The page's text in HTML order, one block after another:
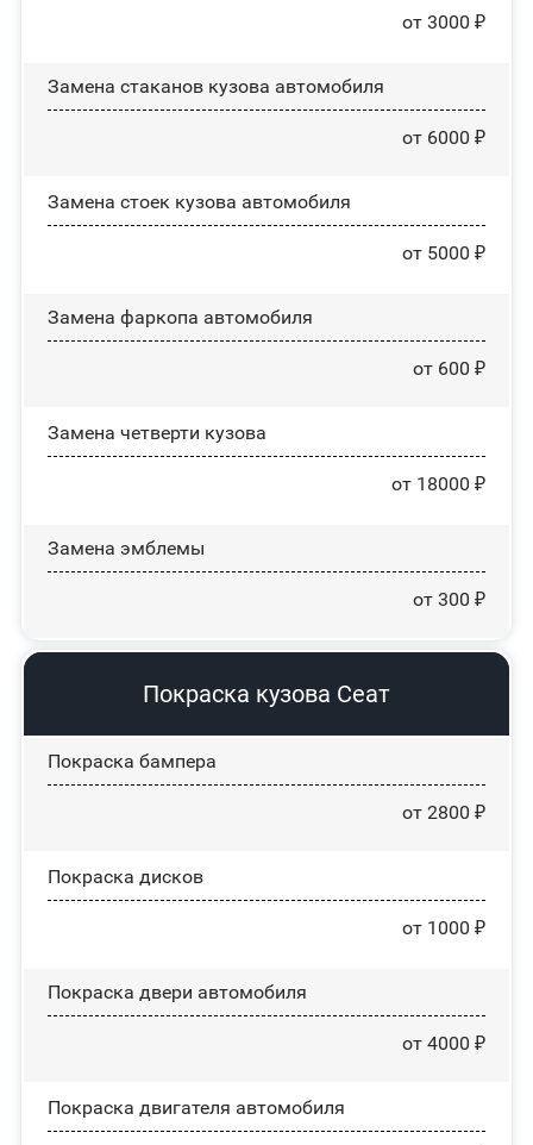
от 3000 ₽
Замена стаканов кузова автомобиля
от 6000 ₽
Замена стоек кузова автомобиля
от 5000 ₽
Замена фаркопа автомобиля
от 600 ₽
Замена четверти кузова
от 18000 ₽
Замена эмблемы
от 300 ₽
Покраска кузова Сеат
Покраска бампера
от 2800 ₽
Покраска дисков
от 1000 ₽
Покраска двери автомобиля
от 4000 ₽
Покраска двигателя автомобиля